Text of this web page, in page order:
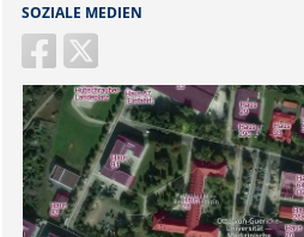
SOZIALE MEDIEN